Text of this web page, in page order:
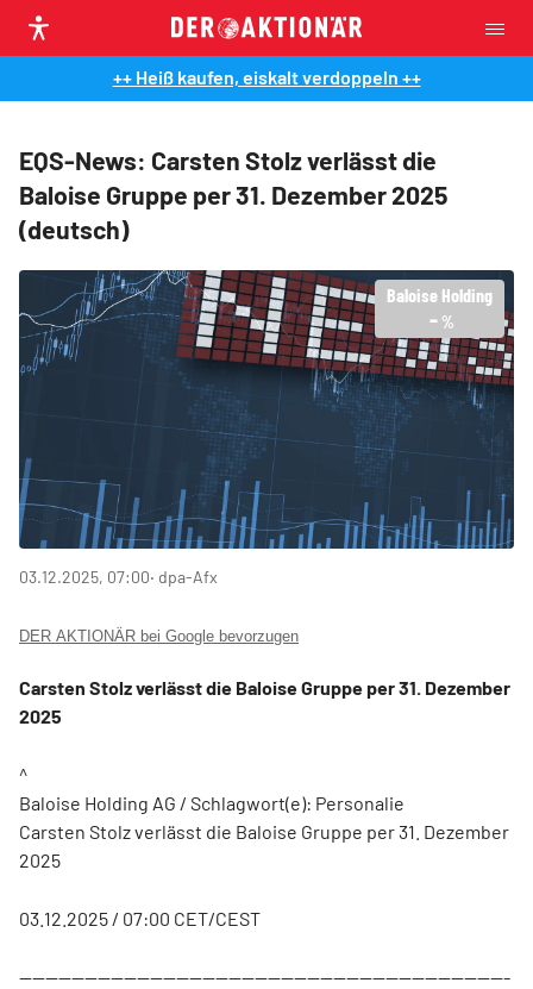
++ Heiß kaufen, eiskalt verdoppeln ++
EQS-News: Carsten Stolz verlässt die
Baloise Gruppe per 31. Dezember 2025
(deutsch)
Baloise Holding
- %
03.12.2025, 07:00‧ dpa-Afx
DER AKTIONÄR bei Google bevorzugen
Carsten Stolz verlässt die Baloise Gruppe per 31. Dezember
2025
^
Baloise Holding AG / Schlagwort(e): Personalie
Carsten Stolz verlässt die Baloise Gruppe per 31. Dezember
2025
03.12.2025 / 07:00 CET/CEST
---------------------------------------------------------------------------